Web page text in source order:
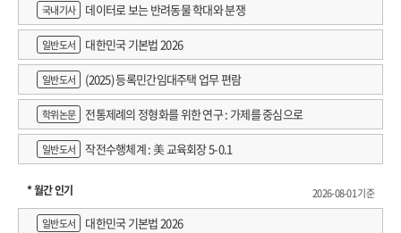
국내기사
데이터로 보는 반려동물 학대와 분쟁
일반도서 대한민국 기본법 2026
일반도서 (2025) 등록민간임대주택 업무 편람
학위논문 전통제례의 정형화를 위한 연구 : 가제를 중심으로
일반도서 작전수행체계 : 美 교육회장 5-0.1
* 월간 인기
2026-08-01 기준
일반도서
대한민국 기본법 2026